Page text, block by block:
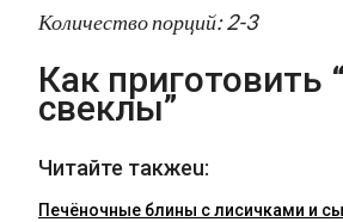
Количество порций: 2-3
Как приготовить
свеклы”
Читайте такжеu:
Печёночные блины с лисичками и